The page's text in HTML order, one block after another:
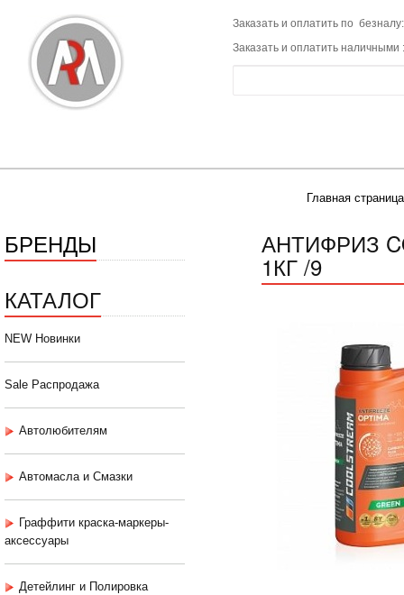
Заказать и оплатить по
Заказать и оплатить наличными
Главная страница
БРЕНДЫ
КАТАЛОГ
NEW Новинки
Sale Распродажа
Автолюбителям
Автомасла и Смазки
Граффити краска-маркеры-
аксессуары
Детейлинг и Полировка
АНТИФРИЗ
1КГ /9